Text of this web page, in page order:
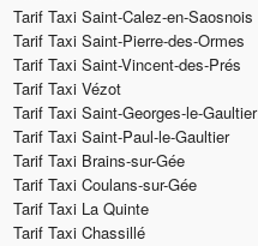
Tarif Taxi Saint-Calez-en-Saosnois
Tarif Taxi Saint-Pierre-des-Ormes
Tarif Taxi Saint-Vincent-des-Prés
Tarif Taxi Vézot
Tarif Taxi Saint-Georges-le-Gaultier
Tarif Taxi Saint-Paul-le-Gaultier
Tarif Taxi Brains-sur-Gée
Tarif Taxi Coulans-sur-Gée
Tarif Taxi La Quinte
Tarif Taxi Chassillé